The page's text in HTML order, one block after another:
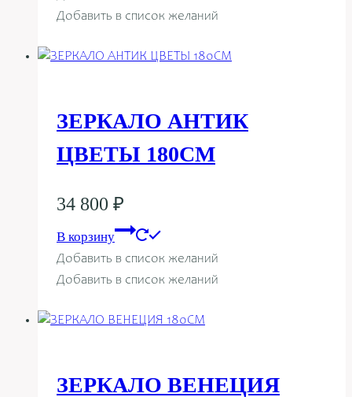
Добавить в список желаний
ЗЕРКАЛО АНТИК
ЦВЕТЫ 180СМ
34 800 ₽
В корзину
Добавить в список желаний
Добавить в список желаний
ЗЕРКАЛО ВЕНЕЦИЯ